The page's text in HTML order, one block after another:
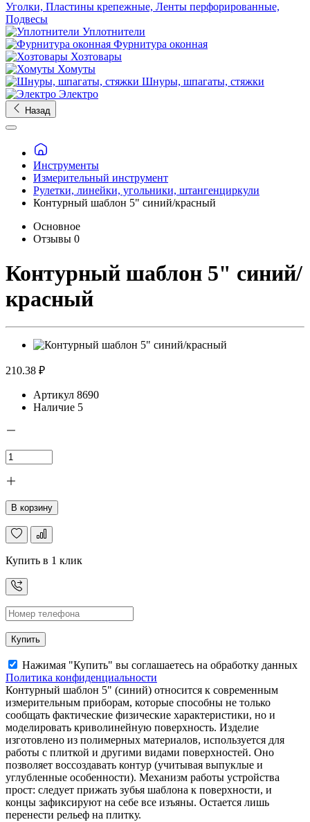
Уголки, Пластины крепежные, Ленты перфорированные,
Подвесы
Уплотнители
Фурнитура оконная
Хозтовары
Хомуты
Шнуры, шпагаты, стяжки
Электро
Назад
Инструменты
Измерительный инструмент
Рулетки, линейки, угольники, штангенциркули
Контурный шаблон 5" синий/красный
Основное
Отзывы 0
Контурный шаблон 5" синий/
красный
210.38 ₽
Артикул 8690
Наличие 5
В корзину
Купить в 1 клик
Купить
Нажимая "Купить" вы соглашаетесь на обработку данных
Политика конфиденциальности
Контурный шаблон 5" (синий) относится к современным
измерительным приборам, которые способны не только
сообщать фактические физические характеристики, но и
моделировать криволинейную поверхность. Изделие
изготовлено из полимерных материалов, используется для
работы с плиткой и другими видами поверхностей. Оно
позволяет воссоздавать контур (учитывая выпуклые и
углубленные особенности). Механизм работы устройства
прост: следует прижать зубья шаблона к поверхности, и
концы зафиксируют на себе все изъяны. Остается лишь
перенести рельеф на плитку.